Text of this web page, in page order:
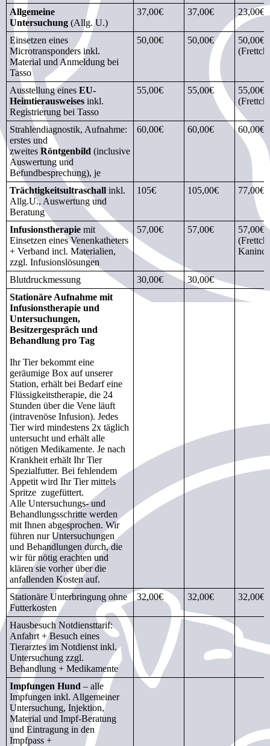
Allgemeine
Untersuchung (Allg. U.)
37,00€ 37,00€ 23,00€
Einsetzen eines
Microtransponders inkl.
Material und Anmeldung bei
Tasso
50,00€ 50,00€
50,00€
Ausstellung eines EU-
Heimtier­ausweises inkl.
Registrierung bei Tasso
55,00€ 55,00€
55,00€
Strahlendiagnostik, Aufnahme:
erstes und
zweites Röntgenbild (inclusive
Auswertung und
Befundbesprechung), je
60,00€ 60,00€ 60,00€
Trächtigkeits­ultraschall inkl.
Allg.U., Auswertung und
Beratung
105€ 105,00€ 77,00€
Infusionstherapie mit
Einsetzen eines Venenkatheters
+ Verband incl. Materialien,
zzgl. Infusionslösungen
57,00€ 57,00€
57,00€
Blutdruckmessung 30,00€
30,00€
Stationäre Aufnahme mit
Infusionstherapie und
Untersuchungen,
Besitzergespräch und
Behandlung pro Tag
Ihr Tier bekommt eine
geräumige Box auf unserer
Station, erhält bei Bedarf eine
Flüssigkeitstherapie, die 24
Stunden über die Vene läuft
(intravenöse Infusion). Jedes
Tier wird mindestens 2x täglich
untersucht und erhält alle
nötigen Medikamente. Je nach
Krankheit erhält Ihr Tier
Spezialfutter. Bei fehlendem
Appetit wird Ihr Tier mittels
Spritze zugefüttert.
Alle Untersuchungs- und
Behandlungsschritte werden
mit Ihnen abgesprochen. Wir
führen nur Untersuchungen
und Behandlungen durch, die
wir für nötig erachten und
klären sie vorher über die
anfallenden Kosten auf.
Stationäre Unterbringung ohne
Futterkosten
32,00€ 32,00€ 32,00€
Hausbesuch Notdiensttarif:
Anfahrt + Besuch eines
Tierarztes im Notdienst inkl.
Untersuchung zzgl.
Behandlung + Medikamente
Impfungen Hund – alle
Impfungen inkl. Allgemeiner
Untersuchung, Injektion,
Material und Impf-Beratung
und Eintragung in den
Impfpass +